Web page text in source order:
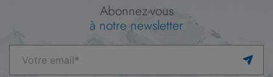
Abonnez-vous
à notre newsletter